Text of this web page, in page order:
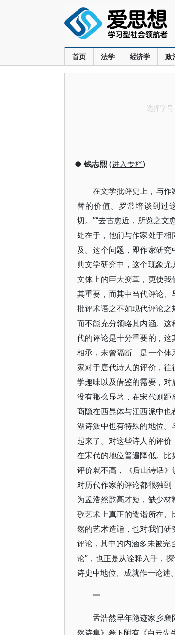
首页 法学 经济学 政
选择字号
● 钱志熙(进入专栏)
在文学批评史上，与
替的价值。罗常培谈到过
切。”“去古愈近，所览之文
处在于，他们与作家处于
及。这个问题，即作家研
典文学研究中，这个现象
文体上的巨大变革，更使
其重要，而其中当代评论
批评术语之不如现代评论
而不能充分领略其内涵。
代的评论是十分重要的，
相承，未曾隔断，是一个
家对于唐代诗人的评价，
学趣味以及借鉴的需要，
没有那么显著，在宋代则
商隐在西昆体与江西派中
湖诗派中也有特殊的地位
起来了。对这些诗人的评
在宋代的地位普遍降低。
评价就不高，《后山诗话
对历代作家的评论都很独
为孟浩然韵高才短，缺少
歌艺术上真正的造诣所在
然的艺术造诣，也对我们
评论，其中的内涵多未被完
论”，也正是从诠释入手，
诗史中地位、成就作一论述。
一
孟浩然早年隐迹家乡
然诗集》卷下附有《白云先